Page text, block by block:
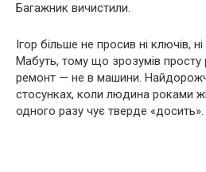
Багажник вичистили.
Ігор більше не просив ні ключів,
Мабуть, тому що зрозумів просту
ремонт — не в машини.
стосунках, коли людина роками
одного разу чує тверде «досить».